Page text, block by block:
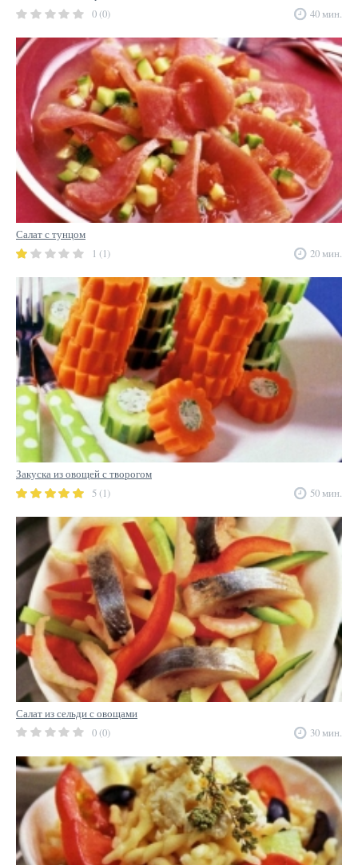
0 (0)
40 мин.
Салат с тунцом
1 (1)
20 мин.
Закуска из овощей с творогом
5 (1)
50 мин.
Салат из сельди с овощами
0 (0)
30 мин.